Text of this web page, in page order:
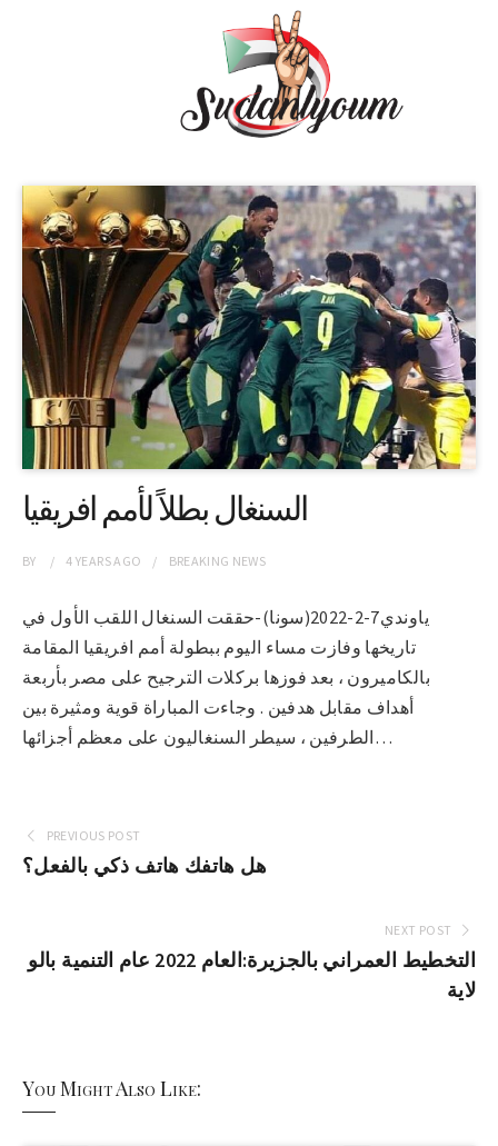
السنغال بطلاً لأمم افريقيا
BY 4 YEARSAGO BREAKING NEWS
ياوندي7-2-2022(سونا)-حققت السنغال اللقب الأول في
تاريخها وفازت مساء اليوم ببطولة أمم افريقيا المقامة
بالكاميرون ، بعد فوزها بركلات الترجيح على مصر بأربعة
أهداف مقابل هدفين . وجاءت المباراة قوية ومثيرة بين
الطرفين ، سيطر السنغاليون على معظم أجزائها…
PREVIOUS POST
هل هاتفك هاتف ذكي بالفعل؟
NEXT POST
التخطيط العمراني بالجزيرة:العام 2022 عام التنمية بالو
لاية
You Might Also Like: